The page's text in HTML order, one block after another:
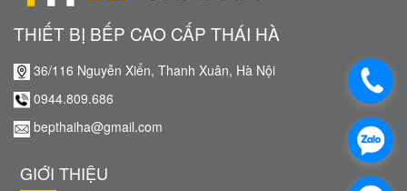
THIẾT BỊ BẾP CAO CẤP THÁI HÀ
36/116 Nguyễn Xiển, Thanh Xuân, Hà Nội
0944.809.686
bepthaiha@gmail.com
GIỚI THIỆU